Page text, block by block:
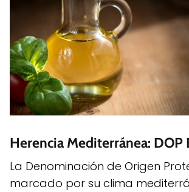
Herencia Mediterránea: DOP
La Denominación de Origen
marcado por su clima